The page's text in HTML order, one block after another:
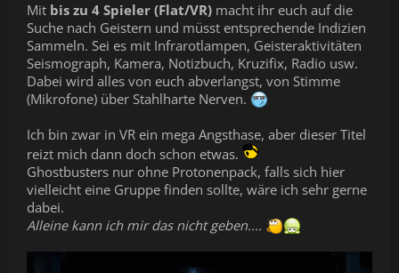
Mit bis zu 4 Spieler (Flat/VR) macht ihr euch auf die
Suche nach Geistern und müsst entsprechende Indizien
Sammeln. Sei es mit Infrarotlampen, Geisteraktivitäten
Seismograph, Kamera, Notizbuch, Kruzifix, Radio usw.
Dabei wird alles von euch abverlangst, von Stimme
(Mikrofone) über Stahlharte Nerven.
Ich bin zwar in VR ein mega Angsthase, aber dieser Titel
reizt mich dann doch schon etwas.
Ghostbusters nur ohne Protonenpack, falls sich hier
vielleicht eine Gruppe finden sollte, wäre ich sehr gerne
dabei.
Alleine kann ich mir das nicht geben....